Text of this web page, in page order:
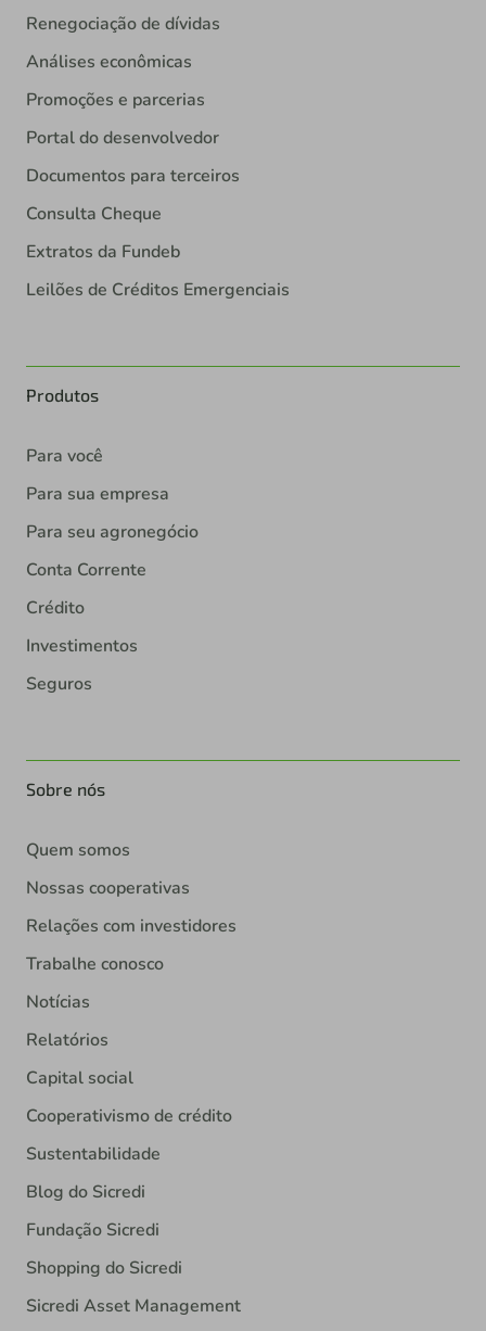
Renegociação de dívidas
Análises econômicas
Promoções e parcerias
Portal do desenvolvedor
Documentos para terceiros
Consulta Cheque
Extratos da Fundeb
Leilões de Créditos Emergenciais
Produtos
Para você
Para sua empresa
Para seu agronegócio
Conta Corrente
Crédito
Investimentos
Seguros
Sobre nós
Quem somos
Nossas cooperativas
Relações com investidores
Trabalhe conosco
Notícias
Relatórios
Capital social
Cooperativismo de crédito
Sustentabilidade
Blog do Sicredi
Fundação Sicredi
Shopping do Sicredi
Sicredi Asset Management